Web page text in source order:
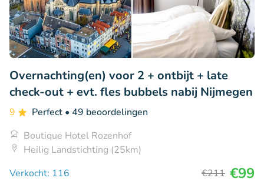
Overnachting(en) voor 2 + ontbijt + late
check-out + evt. fles bubbels nabij Nijmegen
9 Perfect • 49 beoordelingen
Boutique Hotel Rozenhof
Heilig Landstichting (25km)
Verkocht: 116
€211 €99